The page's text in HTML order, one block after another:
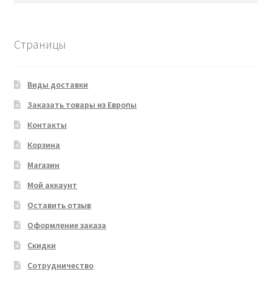
Страницы
Виды доставки
Заказать товары из Европы
Контакты
Корзина
Магазин
Мой аккаунт
Оставить отзыв
Оформление заказа
Скидки
Сотрудничество